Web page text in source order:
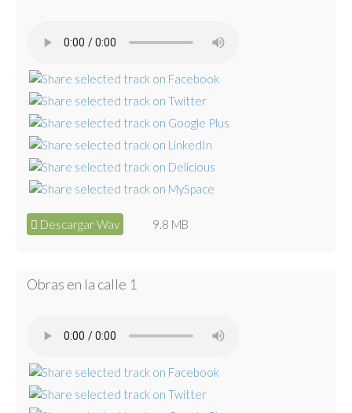
Descargar Wav 9.8 MB
Obras en la calle 1